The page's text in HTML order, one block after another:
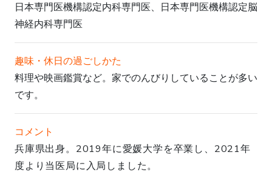
日本専門医機構認定内科専門医、日本専門医機構認定脳
神経内科専門医
趣味・休日の過ごしかた
料理や映画鑑賞など。家でのんびりしていることが多い
です。
コメント
兵庫県出身。2019年に愛媛大学を卒業し、2021年
度より当医局に入局しました。